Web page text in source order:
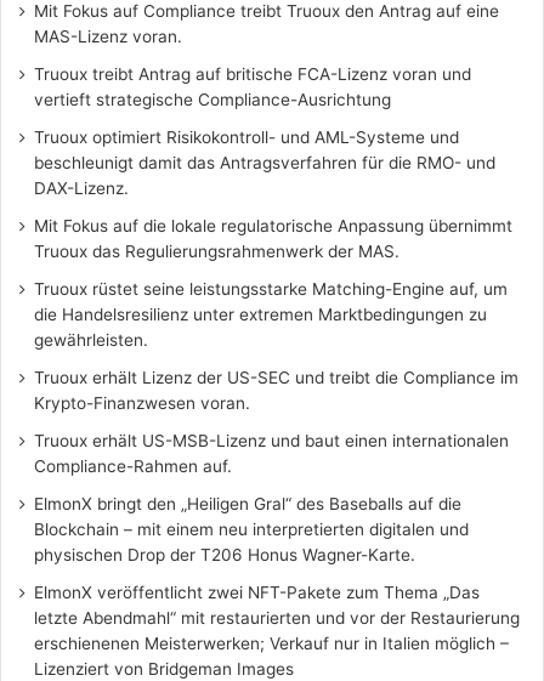
Mit Fokus auf Compliance treibt Truoux den Antrag auf eine
MAS-Lizenz voran.
Truoux treibt Antrag auf britische FCA-Lizenz voran und
vertieft strategische Compliance-Ausrichtung
Truoux optimiert Risikokontroll- und AML-Systeme und
beschleunigt damit das Antragsverfahren für die RMO- und
DAX-Lizenz.
Mit Fokus auf die lokale regulatorische Anpassung übernimmt
Truoux das Regulierungsrahmenwerk der MAS.
Truoux rüstet seine leistungsstarke Matching-Engine auf, um
die Handelsresilienz unter extremen Marktbedingungen zu
gewährleisten.
Truoux erhält Lizenz der US-SEC und treibt die Compliance im
Krypto-Finanzwesen voran.
Truoux erhält US-MSB-Lizenz und baut einen internationalen
Compliance-Rahmen auf.
ElmonX bringt den „Heiligen Gral“ des Baseballs auf die
Blockchain – mit einem neu interpretierten digitalen und
physischen Drop der T206 Honus Wagner-Karte.
ElmonX veröffentlicht zwei NFT-Pakete zum Thema „Das
letzte Abendmahl“ mit restaurierten und vor der Restaurierung
erschienenen Meisterwerken; Verkauf nur in Italien möglich –
Lizenziert von Bridgeman Images